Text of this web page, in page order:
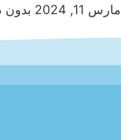
مارس 11, 2024
بدون